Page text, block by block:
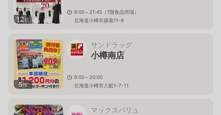
12枚
8:00～21:45（1階食品売場）
北海道小樽市築港11-6
5枚
サンドラッグ
小樽南店
9:00～20:00
北海道小樽市入船1-7-11
マックスバリュ